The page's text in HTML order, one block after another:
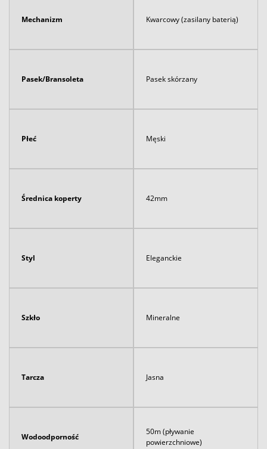
Mechanizm Kwarcowy (zasilany baterią)
Pasek/Bransoleta Pasek skórzany
Płeć Męski
Średnica koperty 42mm
Styl Eleganckie
Szkło Mineralne
Tarcza Jasna
Wodoodporność
50m (pływanie
powierzchniowe)